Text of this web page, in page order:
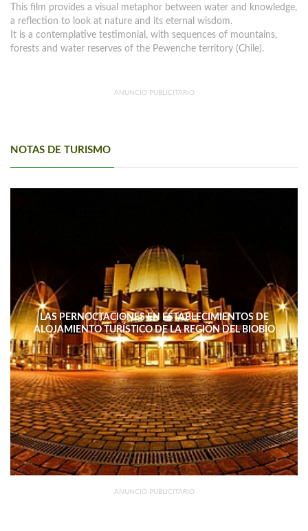
This film provides a visual metaphor between water and knowledge,
a reflection to look at nature and its eternal wisdom.
It is a contemplative testimonial, with sequences of mountains,
forests and water reserves of the Pewenche territory (Chile).
ANUNCIO PUBLICITARIO
NOTAS DE TURISMO
LAS PERNOCTACIONES EN ESTABLECIMIENTOS DE
ALOJAMIENTO TURÍSTICO DE LA REGIÓN DEL BIOBÍO
DISMINUYERON 15,4% INTERANUAL
ANUNCIO PUBLICITARIO